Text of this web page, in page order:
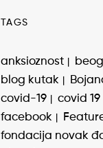
TAGS
anksioznost
blog kutak
covid-19
covid 19
facebook
fondacija novak